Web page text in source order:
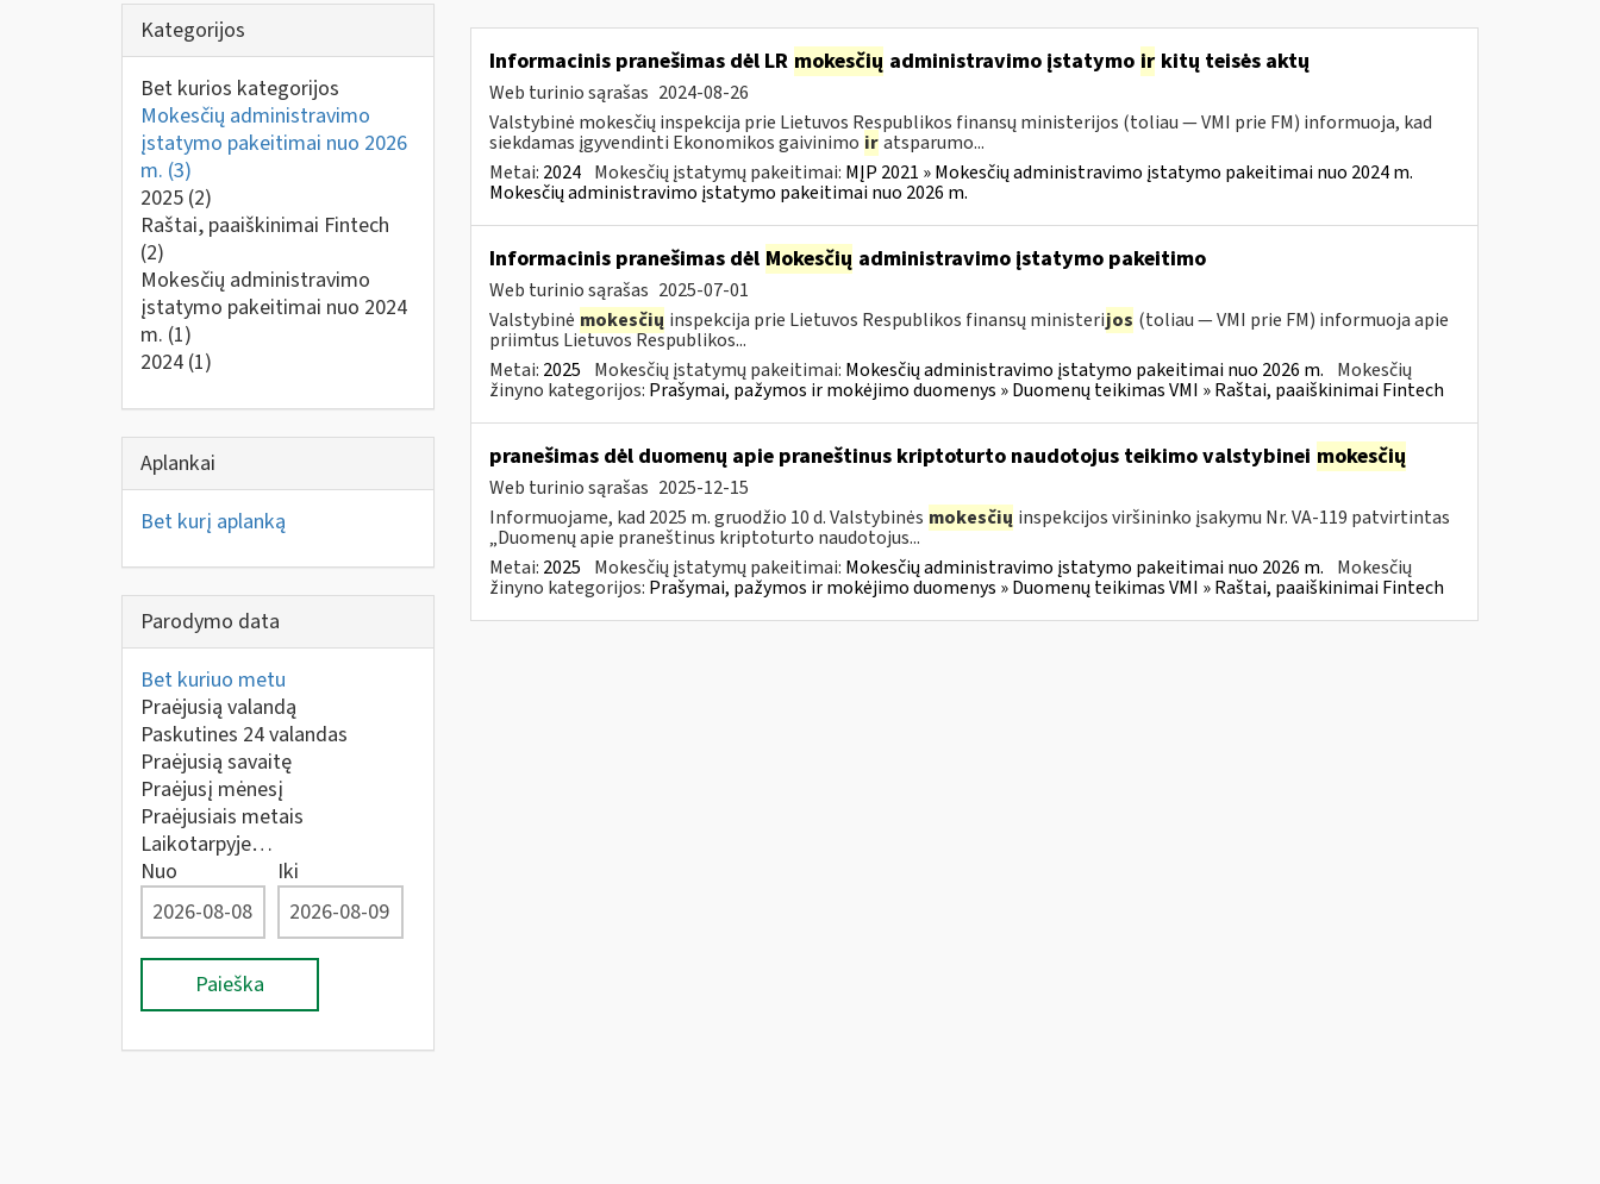
Kategorijos
Bet kurios kategorijos
Mokesčių administravimo
įstatymo pakeitimai nuo 2026
m. (3)
2025 (2)
Raštai, paaiškinimai Fintech
(2)
Mokesčių administravimo
įstatymo pakeitimai nuo 2024
m. (1)
2024 (1)
Aplankai
Bet kurį aplanką
Parodymo data
Bet kuriuo metu
Praėjusią valandą
Paskutines 24 valandas
Praėjusią savaitę
Praėjusį mėnesį
Praėjusiais metais
Laikotarpyje…
Nuo
Iki
Paieška
Informacinis pranešimas dėl LR mokesčių administravimo įstatymo irkitų teisės aktų
Web turinio sąrašas 2024-08-26
Valstybinė mokesčių inspekcija prie Lietuvos Respublikos finansų ministerijos (toliau — VMI prie FM) informuoja, kad
siekdamas įgyvendinti Ekonomikos gaivinimo ir atsparumo...
Metai: 2024 Mokesčių įstatymų pakeitimai: MĮP 2021 » Mokesčių administravimo įstatymo pakeitimai nuo 2024 m.
Mokesčių administravimo įstatymo pakeitimai nuo 2026 m.
Informacinis pranešimas dėl Mokesčių administravimo įstatymo pakeitimo
Web turinio sąrašas 2025-07-01
Valstybinė mokesčių inspekcija prie Lietuvos Respublikos finansų ministerijos (toliau — VMI prie FM) informuoja apie
priimtus Lietuvos Respublikos...
Metai: 2025 Mokesčių įstatymų pakeitimai: Mokesčių administravimo įstatymo pakeitimai nuo 2026 m. Mokesčių
žinyno kategorijos: Prašymai, pažymos ir mokėjimo duomenys » Duomenų teikimas VMI » Raštai, paaiškinimai Fintech
pranešimas dėl duomenų apie praneštinus kriptoturto naudotojus teikimo valstybinei mokesčių
Web turinio sąrašas 2025-12-15
Informuojame, kad 2025 m. gruodžio 10 d. Valstybinės mokesčių inspekcijos viršininko įsakymu Nr. VA-119 patvirtintas
„Duomenų apie praneštinus kriptoturto naudotojus...
Metai: 2025 Mokesčių įstatymų pakeitimai: Mokesčių administravimo įstatymo pakeitimai nuo 2026 m. Mokesčių
žinyno kategorijos: Prašymai, pažymos ir mokėjimo duomenys » Duomenų teikimas VMI » Raštai, paaiškinimai Fintech